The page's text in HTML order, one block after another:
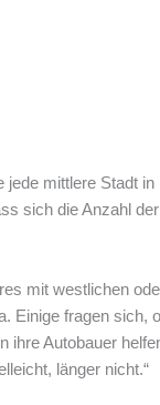
mittlere Stadt
sich die Anzahl
mit westlichen
Einige fragen sich,
Autobauer
länger nicht.“